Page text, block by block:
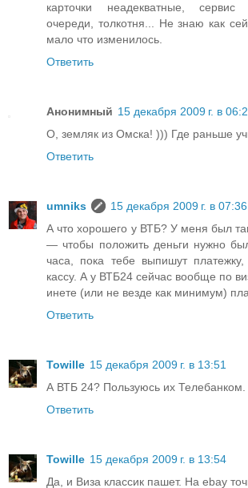
карточки неадекватные, сервис
очереди, толкотня... Не знаю как
мало что изменилось.
Ответить
Анонимный 15 декабря 2009 г. в
О, земляк из Омска! ))) Где раньше
Ответить
umniks
15 декабря 2009 г. в 07:36
А что хорошего у ВТБ? У меня был
— чтобы положить деньги нужно
часа, пока тебе выпишут
кассу. А у ВТБ24 сейчас вообще по
инете (или не везде как минимум)
Ответить
Towille 15 декабря 2009 г. в 13:51
А ВТБ 24? Пользуюсь их Телебанком.
Ответить
Towille 15 декабря 2009 г. в 13:54
Да, и Виза классик пашет. На ebay